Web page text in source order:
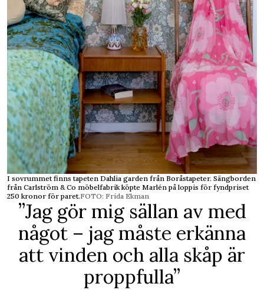
I sovrummet finns tapeten Dahlia garden från Boråstapeter. Sängborden
från Carlström & Co möbelfabrik köpte Marlén på loppis för fyndpriset
250 kronor för paret.FOTO: Frida Ekman
”Jag gör mig sällan av med
något – jag måste erkänna
att vinden och alla skåp är
proppfulla”